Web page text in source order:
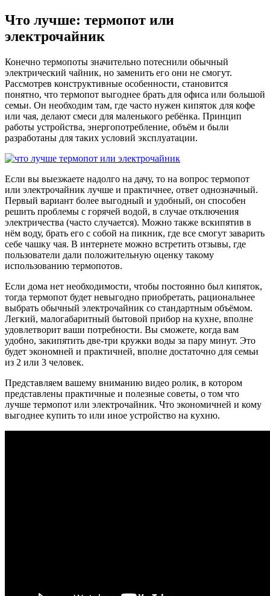
Что лучше: термопот или
электрочайник
Конечно термопоты значительно потеснили обычный
электрический чайник, но заменить его они не смогут.
Рассмотрев конструктивные особенности, становится
понятно, что термопот выгоднее брать для офиса или большой
семьи. Он необходим там, где часто нужен кипяток для кофе
или чая, делают смеси для маленького ребёнка. Принцип
работы устройства, энергопотребление, объём и были
разработаны для таких условий эксплуатации.
Если вы выезжаете надолго на дачу, то на вопрос термопот
или электрочайник лучше и практичнее, ответ однозначный.
Первый вариант более выгодный и удобный, он способен
решить проблемы с горячей водой, в случае отключения
электричества (часто случается). Можно также вскипятив в
нём воду, брать его с собой на пикник, где все смогут заварить
себе чашку чая. В интернете можно встретить отзывы, где
пользователи дали положительную оценку такому
использованию термопотов.
Если дома нет необходимости, чтобы постоянно был кипяток,
тогда термопот будет невыгодно приобретать, рациональнее
выбрать обычный электрочайник со стандартным объёмом.
Легкий, малогабаритный бытовой прибор на кухне, вполне
удовлетворит ваши потребности. Вы сможете, когда вам
удобно, закипятить две-три кружки воды за пару минут. Это
будет экономней и практичней, вполне достаточно для семьи
из 2 или 3 человек.
Представляем вашему вниманию видео ролик, в котором
представлены практичные и полезные советы, о том что
лучше термопот или электрочайник. Что экономичней и кому
выгоднее купить то или иное устройство на кухню.